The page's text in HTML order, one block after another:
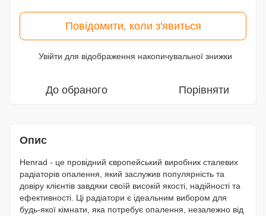
Повідомити, коли з'явиться
Увійти для відображення накопичувальної знижки
До обраного Порівняти
Опис
Henrad - це провідний європейський виробник сталевих
радіаторів опалення, який заслужив популярність та
довіру клієнтів завдяки своїй високій якості, надійності та
ефективності. Ці радіатори є ідеальним вибором для
будь-якої кімнати, яка потребує опалення, незалежно від